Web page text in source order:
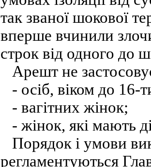
так званої шокової
вперше вчинили
строк від одного до
Арешт не
- осіб, віком до 16-
- вагітних жінок;
- жінок, які мають
Порядок і умови
регламентуються